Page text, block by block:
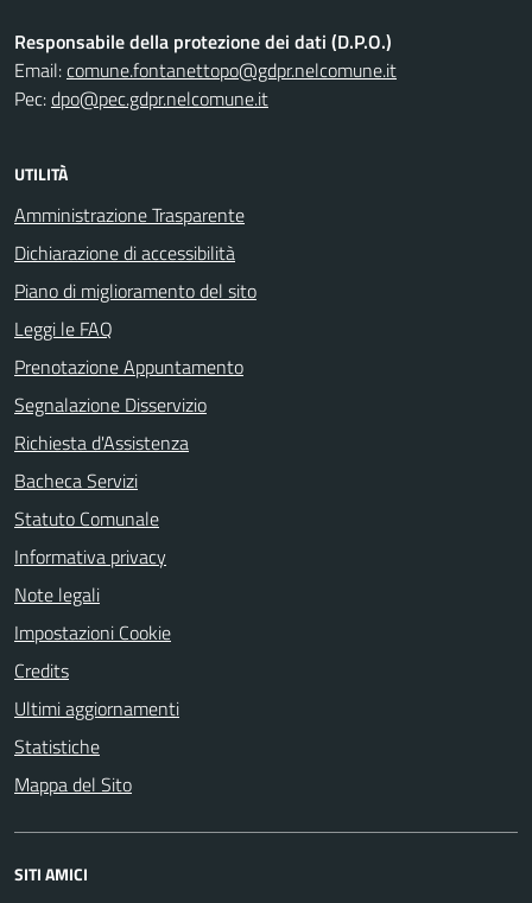
Responsabile della protezione dei dati (D.P.O.)
Email:comune.fontanettopo@gdpr.nelcomune.it
Pec:dpo@pec.gdpr.nelcomune.it
UTILITÀ
Amministrazione Trasparente
Dichiarazione di accessibilità
Piano di miglioramento del sito
Leggi le FAQ
Prenotazione Appuntamento
Segnalazione Disservizio
Richiesta d'Assistenza
Bacheca Servizi
Statuto Comunale
Informativa privacy
Note legali
Impostazioni Cookie
Credits
Ultimi aggiornamenti
Statistiche
Mappa del Sito
SITI AMICI